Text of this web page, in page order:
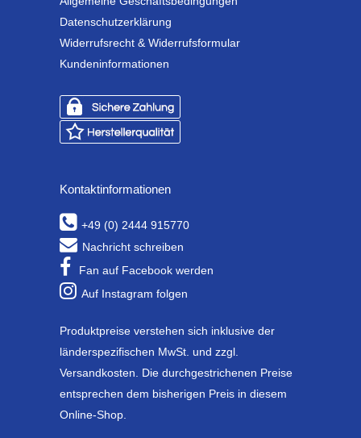
Datenschutzerklärung
Widerrufsrecht & Widerrufsformular
Kundeninformationen
Kontaktinformationen
+49 (0) 2444 915770
Nachricht schreiben
Fan auf Facebook werden
Auf Instagram folgen
Produktpreise verstehen sich inklusive der
länderspezifischen MwSt. und zzgl.
Versandkosten. Die durchgestrichenen Preise
entsprechen dem bisherigen Preis in diesem
Online-Shop.